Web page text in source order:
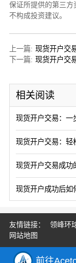
保证所提供的第三
不构成投资建议。
上一篇:
下一篇: 现货开户交
相关阅读
现货开户交易：一
现货开户交易：轻
现货开户交易成功
现货开户成功后如
友情链接： 领峰环
网站地图